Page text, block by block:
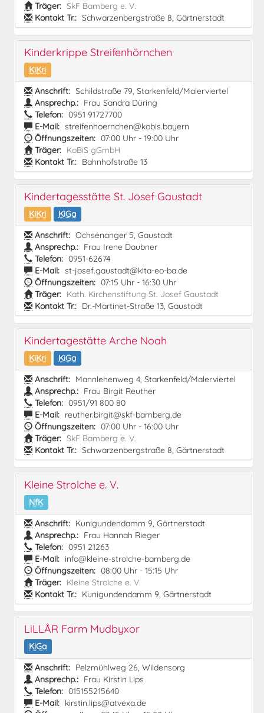
Träger: SkF Bamberg e. V.
Kontakt Tr.: Schwarzenbergstraße 8, Gärtnerstadt
Kinderkrippe Streifenhörnchen
KiKri
Anschrift: Schildstraße 79, Starkenfeld/Malerviertel
Ansprechp.: Frau Sandra Düring
Telefon: 0951 91727700
E-Mail: streifenhoernchen@kobis.bayern
Öffnungszeiten: 07:00 Uhr - 19:00 Uhr
Träger: KoBiS gGmbH
Kontakt Tr.: Bahnhofstraße 13
Kindertagesstätte St. Josef Gaustadt
KiKri
KiGa
Anschrift: Ochsenanger 5, Gaustadt
Ansprechp.: Frau Irene Daubner
Telefon: 0951-62674
E-Mail: st-josef.gaustadt@kita-eo-ba.de
Öffnungszeiten: 07:15 Uhr - 16:30 Uhr
Träger: Kath. Kirchenstiftung St. Josef Gaustadt
Kontakt Tr.: Dr.-Martinet-Straße 13, Gaustadt
Kindertagestätte Arche Noah
KiKri
KiGa
Anschrift: Mannlehenweg 4, Starkenfeld/Malerviertel
Ansprechp.: Frau Birgit Reuther
Telefon: 0951/91 800 80
E-Mail: reuther.birgit@skf-bamberg.de
Öffnungszeiten: 07:00 Uhr - 16:00 Uhr
Träger: SkF Bamberg e. V.
Kontakt Tr.: Schwarzenbergstraße 8, Gärtnerstadt
Kleine Strolche e. V.
NfK
Anschrift: Kunigundendamm 9, Gärtnerstadt
Ansprechp.: Frau Hannah Rieger
Telefon: 0951 21263
E-Mail: info@kleine-strolche-bamberg.de
Öffnungszeiten: 08:00 Uhr - 15:15 Uhr
Träger: Kleine Strolche e. V.
Kontakt Tr.: Kunigundendamm 9, Gärtnerstadt
LiLLÅR Farm Mudbyxor
KiGa
Anschrift: Pelzmühlweg 26, Wildensorg
Ansprechp.: Frau Kirstin Lips
Telefon: 015155215640
E-Mail: kirstin.lips@atvexa.de